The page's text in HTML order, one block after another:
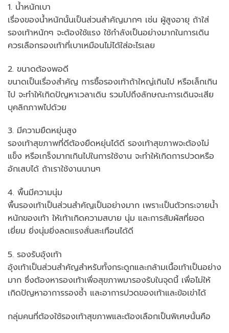
1. น้ำหนักเบา
เรื่องของน้ำหนักนั้นเป็นส่วนสำคัญมากๆ เช่น ผู้สูงอายุ ถ้าใส่
รองเท้าหนักๆ จะต้องใช้แรง ใช้กำลังเป็นอย่างมากในการเดิน
ควรเลือกรองเท้าที่เบาเหมือนไม่ได้ใส่อะไรเลย
2. ขนาดต้องพอดี
ขนาดเป็นเรื่องสำคัญ การซื้อรองเท้าถ้าใหญ่เกินไป หรือเล็กเกิน
ไป จะทำให้เกิดปัญหาเวลาเดิน รวมไปถึงลักษณะการเดินจะเสีย
บุคลิกภาพไปด้วย
3. มีความยืดหยุ่นสูง
รองเท้าสุขภาพที่ดีต้องยืดหยุ่นได้ดี รองเท้าสุขภาพจะต้องไม่
แข็ง หรือเกร็งมากเกินไปในการใช้งาน จะทำให้เกิดการปวดหรือ
อักเสบได้ ถ้าเราใช้งานนานๆ
4. พื้นมีความนุ่ม
พื้นรองเท้าเป็นส่วนสำคัญเป็นอย่างมาก เพราะเป็นตัวกระจายน้ำ
หนักของเท้า ให้เท้าเกิดความสบาย นุ่ม และการสัมผัสที่ยอด
เยี่ยม ยิ่งนุ่มยิ่งลดแรงสั่นสะเทือนได้ดี
5. รองรับอุ้งเท้า
อุ้งเท้าเป็นส่วนสำคัญสำหรับทั้งกระดูกและกล้ามเนื้อเท้าเป็นอย่าง
มาก ซึ่งต้องหารองเท้าเพื่อสุขภาพมารองรับในจุดนี้ เพื่อไม่ให้
เกิดปัญหาอาการรองช้ำ และอาการปวดของเท้าและข้อเข่าได้
กลุ่มคนที่ต้องใช้รองเท้าสุขภาพและต้องเลือกเป็นพิเศษนั้นคือ